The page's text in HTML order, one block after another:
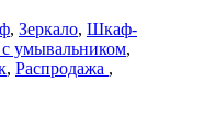
, Зеркало, Шкаф-
умывальником,
, Распродажа ,